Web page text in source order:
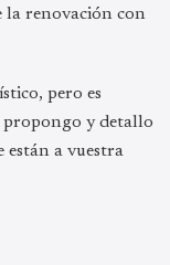
la renovación con
pero es
propongo y detallo
están a vuestra